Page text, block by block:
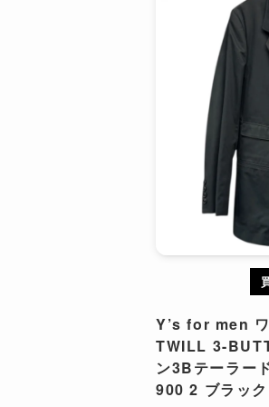
Y’s for men
TWILL 3-
ン3Bテーラー
900 2 ブラッ